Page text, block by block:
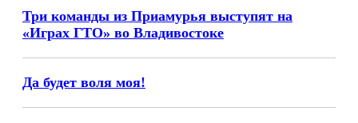
Три команды из Приамурья выступят на
«Играх ГТО» во Владивостоке
Да будет воля моя!